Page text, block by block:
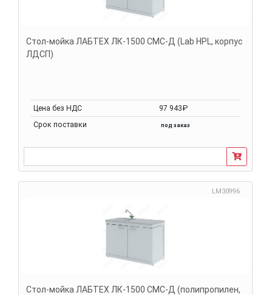
Стол-мойка ЛАБТЕХ ЛК-1500 СМС-Д (Lab HPL, корпус
ЛДСП)
Цена без НДС
97 943₽
Срок поставки
под заказ
LM30996
Стол-мойка ЛАБТЕХ ЛК-1500 СМС-Д (полипропилен,